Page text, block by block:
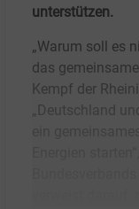
unterstützen.
„Warum soll es
das
Kempf der
„Deutschland